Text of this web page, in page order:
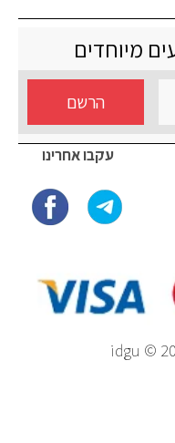
מיוחדים
הרשם
עקבו אחרינו